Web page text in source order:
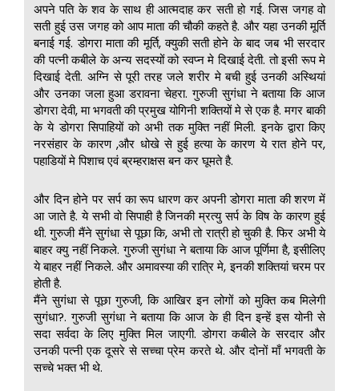
अपने पति के शव के साथ ही आत्मदाह कर सती हो गई. जिस जगह वो
सती हुई उस जगह को आप माता की चौकी कहते है. और यहा उनकी मूर्ति
बनाई गई. डोगरा माता की मूर्ति, क्युकी सती होने के बाद जब भी सरदार
की पत्नी कबीले के अन्य सदस्यों को स्वप्न मे दिखाई देती. तो इसी रूप मे
दिखाई देती. अग्नि से पूरी तरह जले शरीर मे बची हुई उनकी अस्थियां
और उनका जला हुआ डरावना चेहरा. गुरुजी सुगंधा ने बताया कि आज
डोगरा देवी, मा भगवती की प्रमुख योगिनी शक्तियों मे से एक है. मगर बाकी
के ये डोगरा सिपाहियों को अभी तक मुक्ति नहीं मिली. इनके द्वारा किए
नरसंहार के कारण ,और धोखे से हुई हत्या के कारण ये रात होने पर,
पहाडियों मे पिशाच एवं ब्रम्हराक्षस बन कर घूमते है.
और दिन होने पर सर्प का रूप धारण कर अपनी डोगरा माता की शरण में
आ जाते है. ये सभी वो सिपाही है जिनकी म्रत्यु सर्प के विष के कारण हुई
थी. गुरुजी मैंने सुगंधा से पूछा कि, अभी तो रात्री हो चुकी है. फिर अभी ये
बाहर क्यु नहीं निकले. गुरुजी सुगंधा ने बताया कि आज पूर्णिमा है, इसीलिए
ये बाहर नहीं निकले. और अमावस्या की रात्रि मे, इनकी शक्तियां चरम पर
होती है.
मैंने सुगंधा से पूछा गुरुजी, कि आखिर इन लोगों को मुक्ति कब मिलेगी
सुगंधा?. गुरुजी सुगंधा ने बताया कि आज के ही दिन इन्हें इस योनी से
सदा सर्वदा के लिए मुक्ति मिल जाएगी. डोगरा कबीले के सरदार और
उनकी पत्नी एक दूसरे से सच्चा प्रेम करते थे. और दोनों माँ भगवती के
सच्चे भक्त भी थे.